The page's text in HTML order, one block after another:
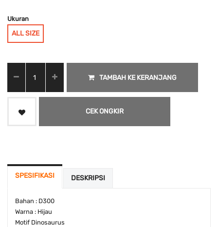
Ukuran
ALL SIZE
TAMBAH KE KERANJANG
CEK ONGKIR
SPESIFIKASI DESKRIPSI
Bahan : D300
Warna : Hijau
Motif Dinosaurus